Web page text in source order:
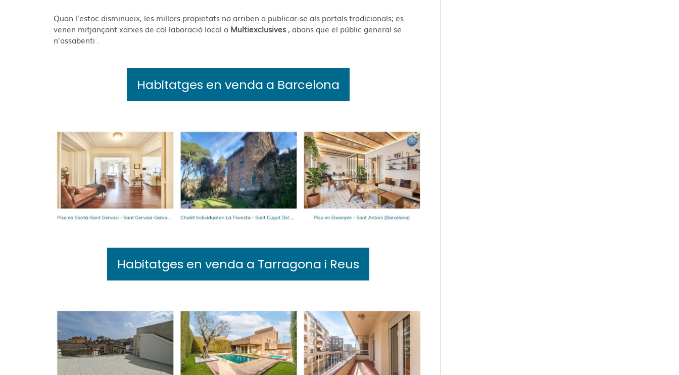
Quan l’estoc disminueix, les millors propietats no arriben a publicar-se als portals tradicionals; es
venen mitjançant xarxes de col·laboració local o Multiexclusives , abans que el públic general se
n’assabenti
Habitatges en venda a Barcelona
Habitatges en venda a Tarragona i Reus